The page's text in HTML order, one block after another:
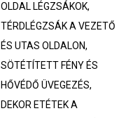
OLDAL LÉGZSÁKOK,
TÉRDLÉGZSÁK A VEZETŐ
ÉS UTAS OLDALON,
SÖTÉTÍTETT FÉNY ÉS
HŐVÉDŐ ÜVEGEZÉS,
DEKOR ETÉTEK A